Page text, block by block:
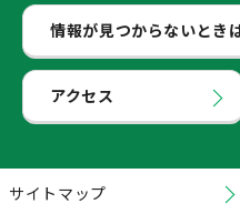
情報が見つからないとき
アクセス
サイトマップ